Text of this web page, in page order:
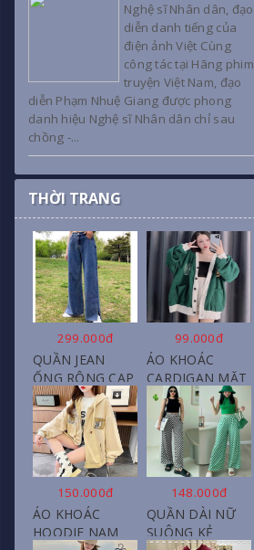
Nghệ sĩ Nhân dân, đạo
diễn danh tiếng của
điện ảnh Việt Cùng
công tác tại Hãng phim
truyện Việt Nam, đạo
diễn Phạm Nhuệ Giang được phong
danh hiệu Nghệ sĩ Nhân dân chỉ sau
chồng -...
THỜI TRANG
299.000đ
QUẦN JEAN
ỐNG RỘNG CẠP
CAO, DÀI XẺ
GẤU PHONG
CÁCH J6
99.000đ
ÁO KHOÁC
CARDIGAN MẶT
CƯỜI NỮ CHẤT
NỈ COTTON
150.000đ
ÁO KHOÁC
HOODIE NAM
148.000đ
QUẦN DÀI NỮ
SUÔNG KẺ